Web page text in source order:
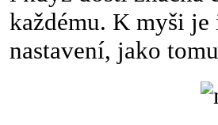
každému. K myši
nastavení, jako